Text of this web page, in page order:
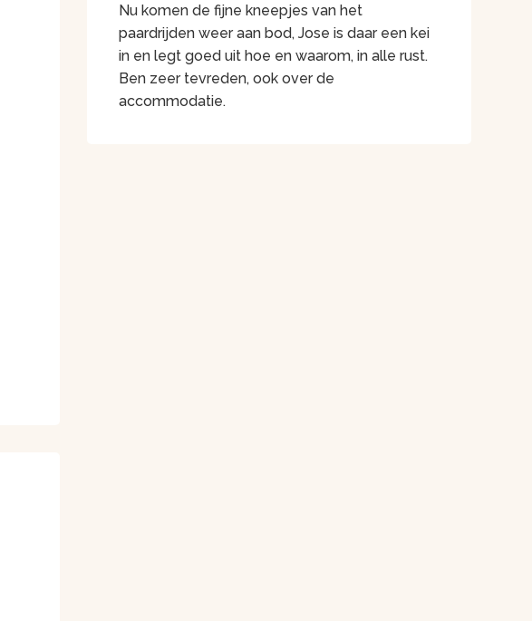
Nu komen de fijne kneepjes van het
paardrijden weer aan bod, Jose is daar een kei
in en legt goed uit hoe en waarom, in alle rust.
Ben zeer tevreden, ook over de
accommodatie.